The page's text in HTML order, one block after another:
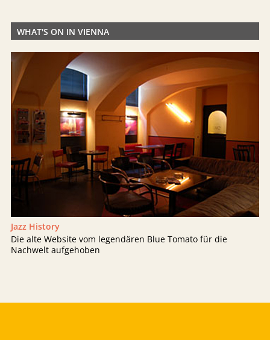
WHAT'S ON IN VIENNA
Jazz History
Die alte Website vom legendären Blue Tomato für die
Nachwelt aufgehoben